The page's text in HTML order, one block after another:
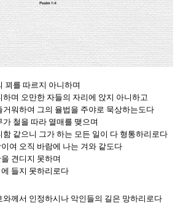
꾀를 따르지 아니하며
며 오만한 자들의 자리에 앉지 아니하고
거워하여 그의 율법을 주야로 묵상하는도다
철을 따라 열매를 맺으며
함 같으니 그가 하는 모든 일이 다 형통하리로다
여 오직 바람에 나는 겨와 같도다
견디지 못하며
들지 못하리로다
와께서 인정하시나 악인들의 길은 망하리로다